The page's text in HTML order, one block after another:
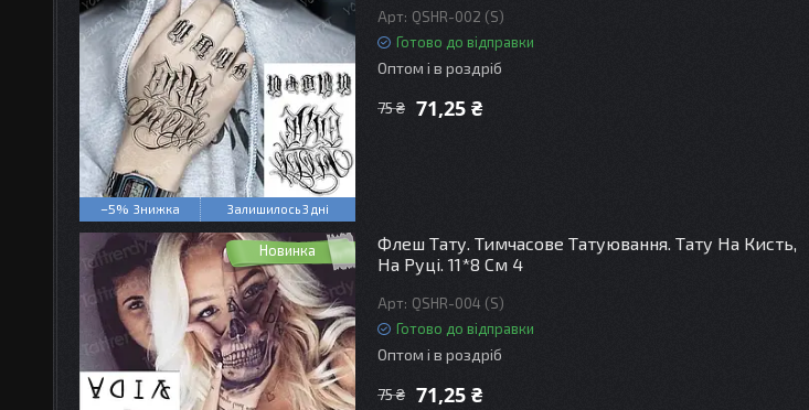
–5% Залишилось 3 дні
QSHR-002 (S)
Готово до відправки
Оптом і в роздріб
75 ₴ 71,25 ₴
Новинка
Флеш Тату. Тимчасове Татуювання. Тату На Кисть,
На Руці. 11*8 См 4
QSHR-004 (S)
Готово до відправки
Оптом і в роздріб
75 ₴ 71,25 ₴